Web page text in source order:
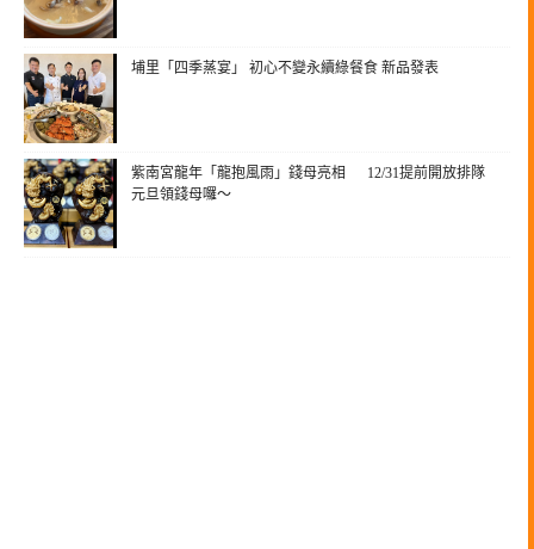
埔里「四季蒸宴」 初心不變永續綠餐食 新品發表
紫南宮龍年「龍抱風雨」錢母亮相 12/31提前開放排隊
元旦領錢母囉～